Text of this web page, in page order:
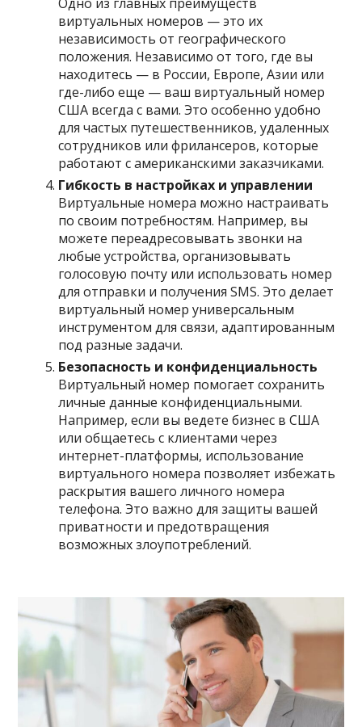
виртуальных номеров — это их
независимость от географического
положения. Независимо от того, где вы
находитесь — в России, Европе, Азии или
где-либо еще — ваш виртуальный номер
США всегда с вами. Это особенно удобно
для частых путешественников, удаленных
сотрудников или фрилансеров, которые
работают с американскими заказчиками.
Гибкость в настройках и управлении
Виртуальные номера можно настраивать
по своим потребностям. Например, вы
можете переадресовывать звонки на
любые устройства, организовывать
голосовую почту или использовать номер
для отправки и получения SMS. Это делает
виртуальный номер универсальным
инструментом для связи, адаптированным
под разные задачи.
Безопасность и конфиденциальность
Виртуальный номер помогает сохранить
личные данные конфиденциальными.
Например, если вы ведете бизнес в США
или общаетесь с клиентами через
интернет-платформы, использование
виртуального номера позволяет избежать
раскрытия вашего личного номера
телефона. Это важно для защиты вашей
приватности и предотвращения
возможных злоупотреблений.